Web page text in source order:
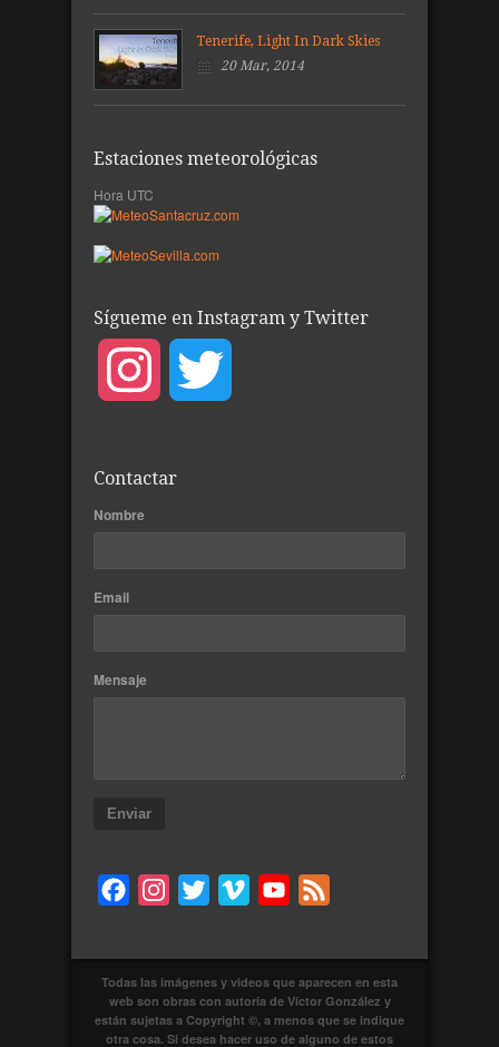
Tenerife, Light In Dark Skies
20 Mar, 2014
Estaciones meteorológicas
Hora UTC
Sígueme en Instagram y Twitter
Instagram
Contactar
Nombre
Email
Mensaje
Enviar
FacebookInstagram
Twitter Vimeo YouTube
Todas las imágenes y videos que aparecen en esta
web son obras con autoría de Víctor González y
están sujetas a Copyright ©, a menos que se indique
otra cosa. Si desea hacer uso de alguno de estos